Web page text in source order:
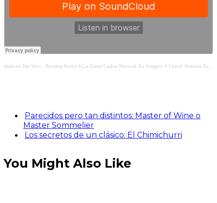
Matices Del Vino · Romina Rolón A La Carta Cadus Renovó Su Imagen Y Lanzó Nuevas Etiquetas
Parecidos pero tan distintos: Master of Wine o
Master Sommelier
Los secretos de un clásico: El Chimichurri
You Might Also Like